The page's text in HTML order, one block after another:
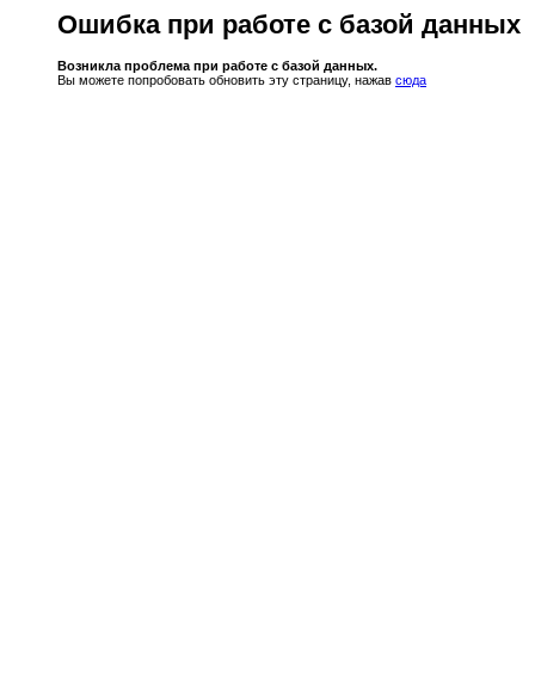
Ошибка при работе с базой данных
Возникла проблема при работе с базой данных.
Вы можете попробовать обновить эту страницу, нажав сюда